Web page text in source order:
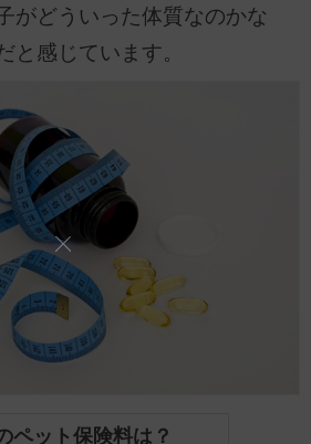
がどういった体質なのかな
と感じています。
ペット保険料は？